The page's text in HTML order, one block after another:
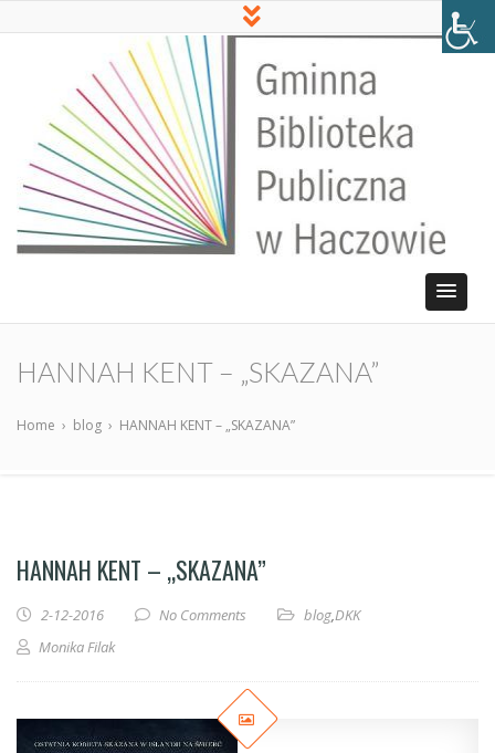
HANNAH KENT – „SKAZANA”
Home › blog › HANNAH KENT – „SKAZANA”
HANNAH KENT – „SKAZANA”
2-12-2016 No Comments blog,DKK
Monika Filak